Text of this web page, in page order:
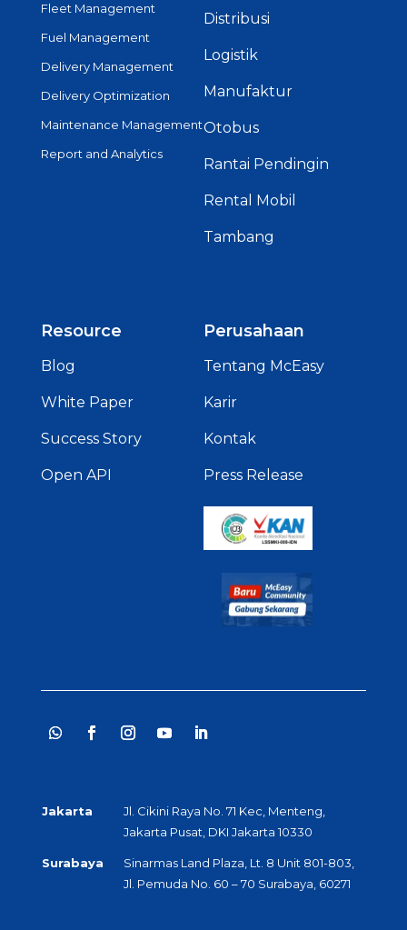
Fleet Management
Fuel Management
Delivery Management
Delivery Optimization
Maintenance Management
Report and Analytics
Distribusi
Logistik
Manufaktur
Otobus
Rantai Pendingin
Rental Mobil
Tambang
Resource
Blog
White Paper
Success Story
Open API
Perusahaan
Tentang McEasy
Karir
Kontak
Press Release
Jakarta
Jl. Cikini Raya No. 71 Kec, Menteng,
Jakarta Pusat, DKI Jakarta 10330
Surabaya
Sinarmas Land Plaza, Lt. 8 Unit 801-803,
Jl. Pemuda No. 60 – 70 Surabaya, 60271